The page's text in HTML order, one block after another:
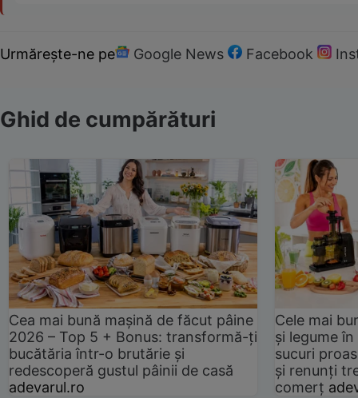
Urmărește-ne pe Google News Facebook
Ghid de cumpărături
Cea mai bună mașină de făcut pâine
2026 – Top 5 + Bonus: transformă-ți
bucătăria într-o brutărie și
redescoperă gustul pâinii de casă
adevarul.ro
Cele mai
și legume
sucuri
și renunți
comerț